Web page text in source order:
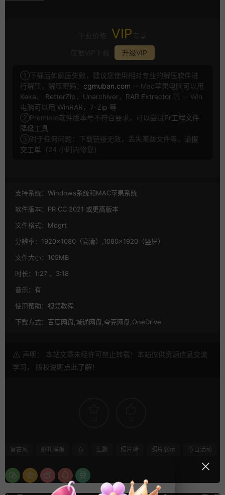
VIP
升级VIP
①下载后如解压失败，建议您使用相对专业的解压软件进
行解压，解压密码： cgmuban.com -- Mac苹果电脑可以用
Keka ， BetterZip ， Unarchiver， RAR Extractor 等 -- Win
电脑可以用 WinRAR ， 7-Zip 等
②Premiere软件版本号不符合要求，可以尝试Pr工程文件
降级工具
③对于任何问题：下载链接无效，丢失某些文件等，请提
交工单 （24 小时内修复）
支持系统： Windows系统和MAC苹果系统
软件版本： PR CC 2021 或更高版本
文件格式： Mogrt
分辨率： 1920×1080（高清）,1080×1920（竖屏）
文件大小： 105MB
时长： 1:27 、3:18
音乐： 有
使用帮助： 视频教程
下载方式： 百度网盘,城通网盘,夸克网盘,OneDrive
声明： 本站文章未经许可禁止转载！本站仅供资源信息交流
学习， 版权说明点此了解 ！
复古风 婚礼模板 心 汇聚 照片墙 照片展示 节日活动